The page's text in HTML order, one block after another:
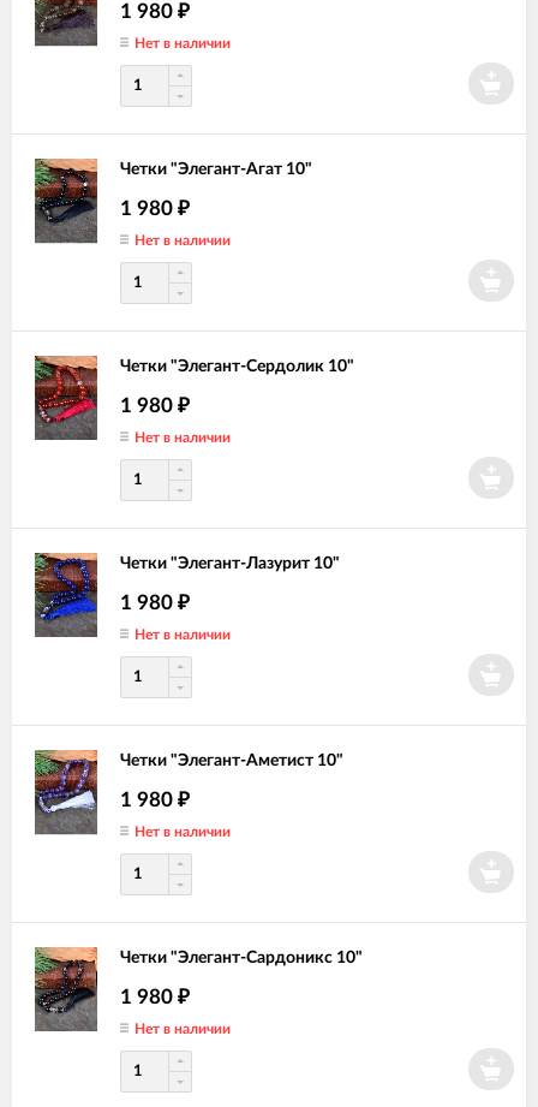
1 980 ₽
Нет в наличии
Четки "Элегант-Агат 10"
1 980 ₽
Нет в наличии
Четки "Элегант-Сердолик 10"
1 980 ₽
Нет в наличии
Четки "Элегант-Лазурит 10"
1 980 ₽
Нет в наличии
Четки "Элегант-Аметист 10"
1 980 ₽
Нет в наличии
Четки "Элегант-Сардоникс 10"
1 980 ₽
Нет в наличии